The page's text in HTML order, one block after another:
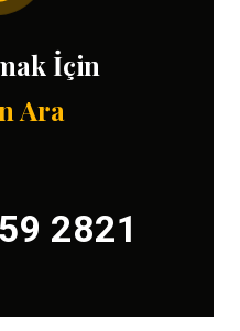
İçin
Ara
2821